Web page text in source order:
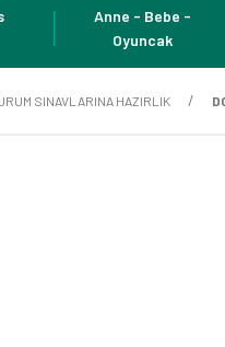
Anne - Bebe -
Oyuncak
SINAVLARINA HAZIRLIK